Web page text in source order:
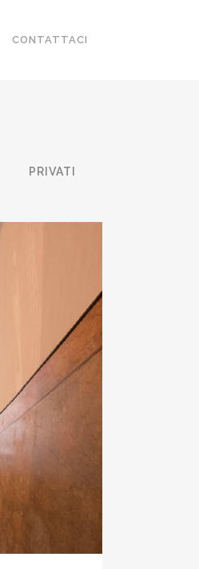
CONTATTACI
PRIVATI